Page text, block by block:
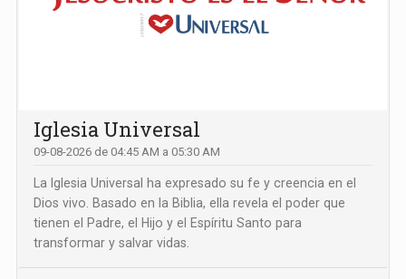
Iglesia Universal
09-08-2026 de 04:45 AM a 05:30 AM
La Iglesia Universal ha expresado su fe y creencia en el
Dios vivo. Basado en la Biblia, ella revela el poder que
tienen el Padre, el Hijo y el Espíritu Santo para
transformar y salvar vidas.